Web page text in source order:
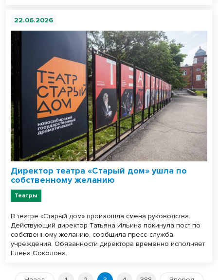
22.06.2026
Директор театра «Старый дом» ушла по
собственному желанию
Театры
В театре «Старый дом» произошла смена руководства.
Действующий директор Татьяна Ильина покинула пост по
собственному желанию, сообщила пресс‑служба
учреждения. Обязанности директора временно исполняет
Елена Соколова.